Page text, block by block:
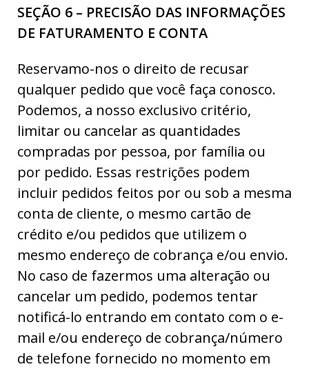
SEÇÃO 6 – PRECISÃO DAS INFORMAÇÕES
DE FATURAMENTO E CONTA
Reservamo-nos o direito de recusar
qualquer pedido que você faça conosco.
Podemos, a nosso exclusivo critério,
limitar ou cancelar as quantidades
compradas por pessoa, por família ou
por pedido. Essas restrições podem
incluir pedidos feitos por ou sob a mesma
conta de cliente, o mesmo cartão de
crédito e/ou pedidos que utilizem o
mesmo endereço de cobrança e/ou envio.
No caso de fazermos uma alteração ou
cancelar um pedido, podemos tentar
notificá-lo entrando em contato com o e-
mail e/ou endereço de cobrança/número
de telefone fornecido no momento em